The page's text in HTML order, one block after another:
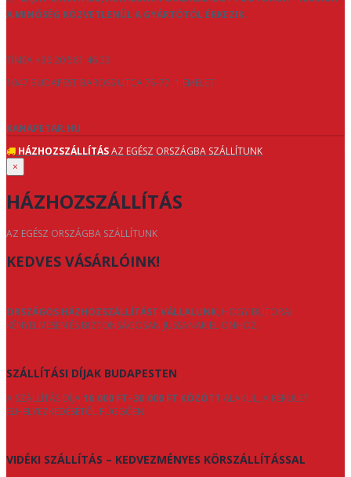
A MINŐSÉG KÖZVETLENÜL A GYÁRTÓTÓL ÉRKEZIK.
TÍMEA +36 20 561 46 33
1047 BUDAPEST BAROSS UTCA 75-77. 1 EMELET
KANAPETAR.HU
HÁZHOZSZÁLLÍTÁSAZ EGÉSZ ORSZÁGBA SZÁLLÍTUNK
×
HÁZHOZSZÁLLÍTÁS
AZ EGÉSZ ORSZÁGBA SZÁLLÍTUNK
KEDVES VÁSÁRLÓINK!
ORSZÁGOS HÁZHOZSZÁLLÍTÁST VÁLLALUNK, HOGY BÚTORAI
KÉNYELMESEN ÉS BIZTONSÁGOSAN JUSSANAK EL ÖNHÖZ.
SZÁLLÍTÁSI DÍJAK BUDAPESTEN
A SZÁLLÍTÁS DÍJA16.000 FT–30.000 FT KÖZÖTT ALAKUL, A KERÜLET
ELHELYEZKEDÉSÉTŐL FÜGGŐEN.
VIDÉKI SZÁLLÍTÁS – KEDVEZMÉNYES KÖRSZÁLLÍTÁSSAL